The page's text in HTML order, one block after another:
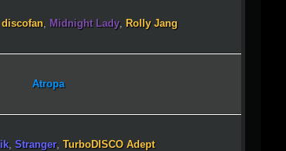
discofan Midnight Lady, Rolly Jang
Atropa
, Stranger, TurboDISCO Adept